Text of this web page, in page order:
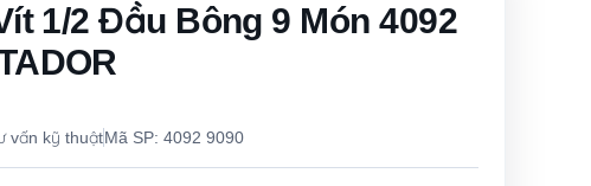
1/2 Đầu Bông 9 Món 4092
vấn kỹ thuậtMã SP: 4092 9090